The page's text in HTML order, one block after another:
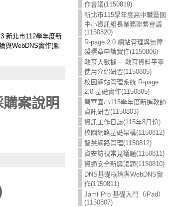
新北市112學年度新
與WebDNS實作(顯
案說明
作會議(1150819)
新北市115學年度高中職暨國
中小資訊組長業務聯繫會議
(1150820)
R-page 2.0 網站管理與無障
礙標章申請實作(1150806)
教育大數據－ 教育資料平臺
使用介紹研習(1150805)
校園網站管理系統 R-page
2.0 基礎實作(1150805)
碧華國小115學年度新進教師
資訊研習(1150803)
資訊工作日誌(115年8月份)
校園網路基礎架構(1150812)
智慧網路管理(1150812)
資安訪視常見議題(1150811)
資通安全新興議題(1150810)
DNS基礎概論與WebDNS實
作(1150811)
Jamf Pro 基礎入門（iPad）
(1150807)